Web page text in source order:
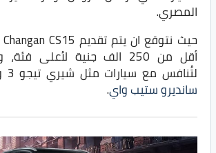
المصري.
أقل من 250 الف جنية لأعلى
لتُنافس مع سيارات مثل شيري تيجو 3 و
سانديرو ستيب واي.